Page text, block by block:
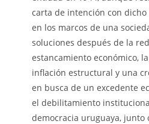
carta de intención con dicho
en los marcos de una
soluciones después de la
estancamiento económico,
inflación estructural y una
en busca de un excedente
el debilitamiento
democracia uruguaya, junto